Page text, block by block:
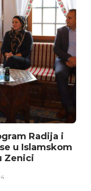
Radija i
u Islamskom
Zenici